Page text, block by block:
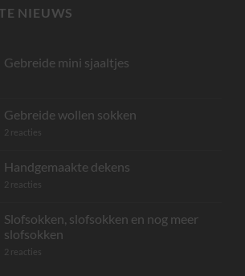
NIEUWS
Gebreide mini sjaaltjes
Gebreide
mini
sjaaltjes
Gebreide wollen sokken
2 reacties
Handgemaakte dekens
2 reacties
Slofsokken, slofsokken en nog meer
slofsokken
2 reacties